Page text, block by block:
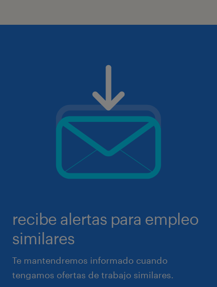
recibe alertas para empleo
similares
Te mantendremos informado cuando
tengamos ofertas de trabajo similares.